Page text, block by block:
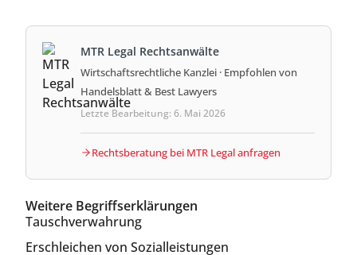
MTR Legal Rechtsanwälte
Wirtschaftsrechtliche Kanzlei · Empfohlen von
Handelsblatt & Best Lawyers
Letzte Bearbeitung: 6. Mai 2026
Rechtsberatung bei MTR Legal anfragen
Weitere Begriffserklärungen
Tauschverwahrung
Erschleichen von Sozialleistungen